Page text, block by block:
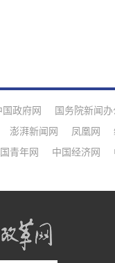
国政府网 国务院新闻办
澎湃新闻网 凤凰网
青年网 中国经济网